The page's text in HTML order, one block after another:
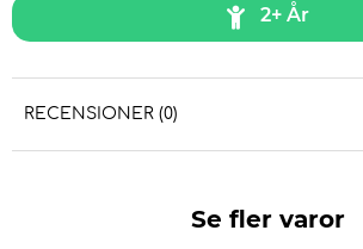
2+ År
RECENSIONER (0)
Se fler varor